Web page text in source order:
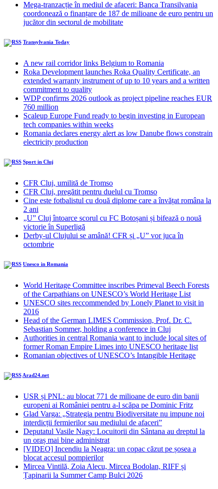
Mega-tranzacție în mediul de afaceri: Banca Transilvania
coordonează o finanțare de 187 de milioane de euro pentru un
jucător din sectorul de mobilitate
Transylvania Today
A new rail corridor links Belgium to Romania
Roka Development launches Roka Quality Certificate, an
extended warranty instrument of up to 10 years and a written
commitment to quality
WDP confirms 2026 outlook as project pipeline reaches EUR
760 million
Scaleup Europe Fund ready to begin investing in European
tech companies within weeks
Romania declares energy alert as low Danube flows constrain
electricity production
Sport in Cluj
CFR Cluj, umilită de Tromso
CFR Cluj, pregătit pentru duelul cu Tromso
Cine este fotbalistul cu două diplome care a învățat româna la
2 ani
„U” Cluj întoarce scorul cu FC Botoșani și bifează o nouă
victorie în Superligă
Derby-ul Clujului se amână! CFR și „U” vor juca în
octombrie
Unesco in Romania
World Heritage Committee inscribes Primeval Beech Forests
of the Carpathians on UNESCO’s World Heritage List
UNESCO sites reccommended by Lonely Planet to visit in
2016
Head of the German LIMES Commission, Prof. Dr. C.
Sebastian Sommer, holding a conference in Cluj
Authorities in central Romania want to include local sites of
former Roman Empire Limes into UNESCO heritage list
Romanian objectives of UNESCO’s Intangible Heritage
Arad24.net
USR și PNL: au blocat 771 de milioane de euro din banii
europeni ai României pentru a-l scăpa pe Dominic Fritz
Glad Varga: „Strategia pentru Biodiversitate nu impune noi
interdicții fermierilor sau mediului de afaceri”
Deputatul Vasile Nagy: Locuitorii din Sântana au dreptul la
un oraș mai bine administrat
[VIDEO] Incendiu la Neagra: un copac căzut pe șosea a
blocat accesul pompierilor
Mircea Vintilă, Zoia Alecu, Mircea Bodolan, RIFF și
Țapinarii la Summer Camp Bulci 2026